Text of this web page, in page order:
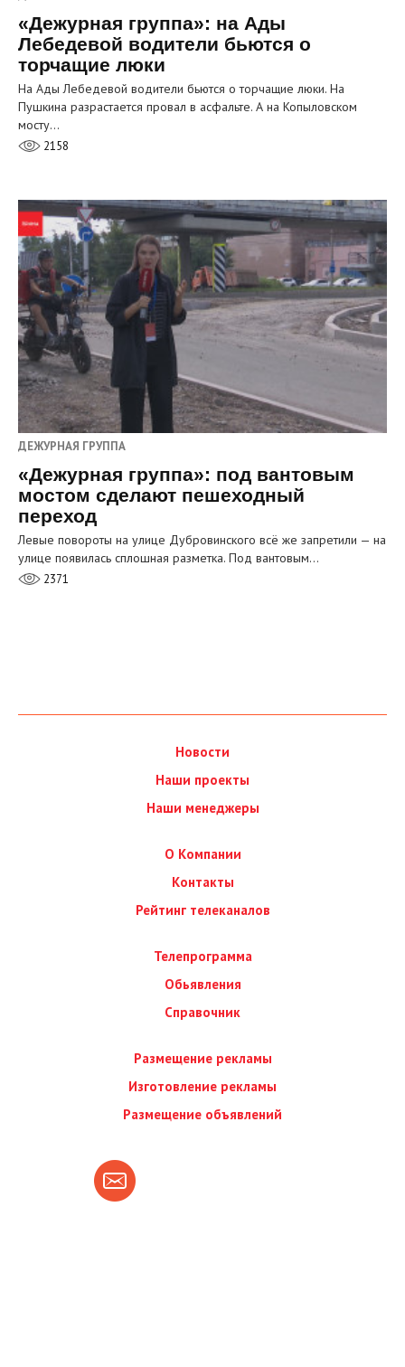
«Дежурная группа»: на Ады
Лебедевой водители бьются о
торчащие люки
На Ады Лебедевой водители бьются о торчащие люки. На
Пушкина разрастается провал в асфальте. А на Копыловском
мосту…
2158
ДЕЖУРНАЯ ГРУППА
«Дежурная группа»: под вантовым
мостом сделают пешеходный
переход
Левые повороты на улице Дубровинского всё же запретили — на
улице появилась сплошная разметка. Под вантовым…
2371
Новости
Наши проекты
Наши менеджеры
О Компании
Контакты
Рейтинг телеканалов
Телепрограмма
Обьявления
Справочник
Размещение рекламы
Изготовление рекламы
Размещение объявлений